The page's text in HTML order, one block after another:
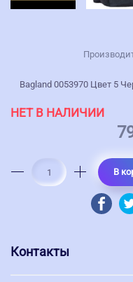
Bagland 0053970 Цвет 5
НЕТ В НАЛИЧИИ
В
Контакты